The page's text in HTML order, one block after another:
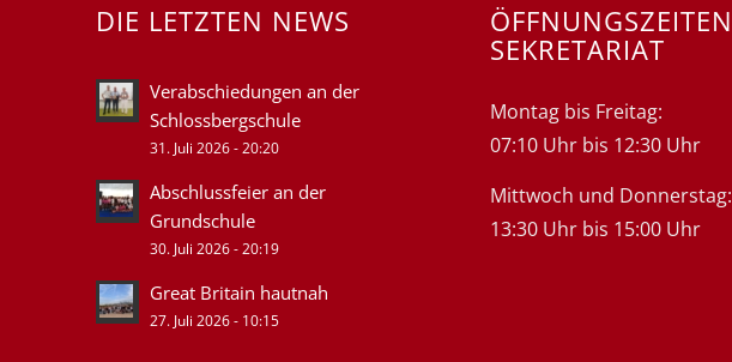
DIE LETZTEN NEWS
Verabschiedungen an der
Schlossbergschule
31. Juli 2026 - 20:20
Abschlussfeier an der
Grundschule
30. Juli 2026 - 20:19
Great Britain hautnah
27. Juli 2026 - 10:15
ÖFFNUNGSZEITEN
SEKRETARIAT
Montag bis Freitag:
07:10 Uhr bis 12:30 Uhr
Mittwoch und Donnerstag:
13:30 Uhr bis 15:00 Uhr